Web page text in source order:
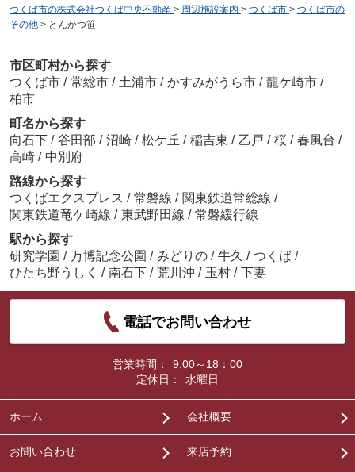
つくば市の株式会社つくば中央不動産 > 周辺施設案内 > つくば市 > つくば市の
その他 > とんかつ笹
市区町村から探す
つくば市 / 常総市 / 土浦市 / かすみがうら市 / 龍ケ崎市 /
柏市
町名から探す
向石下 / 谷田部 / 沼崎 / 松ケ丘 / 稲吉東 / 乙戸 / 桜 / 春風台 /
高崎 / 中別府
路線から探す
つくばエクスプレス / 常磐線 / 関東鉄道常総線 /
関東鉄道竜ケ崎線 / 東武野田線 / 常磐緩行線
駅から探す
研究学園 / 万博記念公園 / みどりの / 牛久 / つくば /
ひたち野うしく / 南石下 / 荒川沖 / 玉村 / 下妻
電話でお問い合わせ
営業時間：
9:00～18：00
定休日：
水曜日
ホーム 会社概要
お問い合わせ 来店予約